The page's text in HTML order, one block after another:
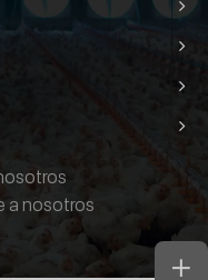
a nosotros